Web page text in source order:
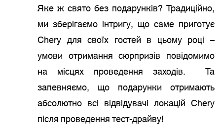
Яке ж свято без подарунків? Традиційно,
ми зберігаємо інтригу, що саме приготує
Chery для своїх гостей в цьому році –
умови отримання сюрпризів повідомимо
на місцях проведення заходів. Та
запевняємо, що подарунки отримають
абсолютно всі відвідувачі локацій Chery
після проведення тест-драйву!